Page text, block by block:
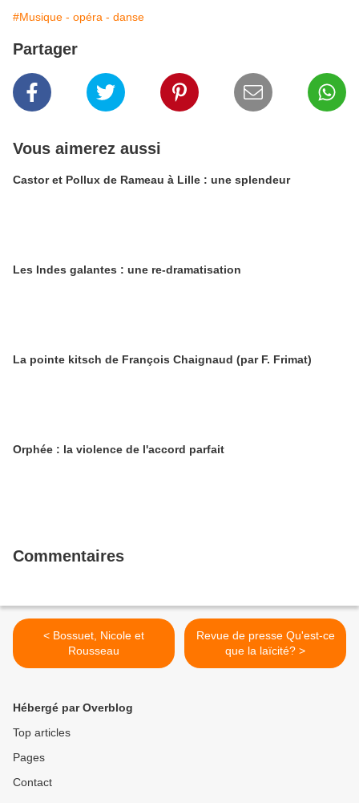
#Musique - opéra - danse
Partager
Vous aimerez aussi
Castor et Pollux de Rameau à Lille : une splendeur
Les Indes galantes : une re-dramatisation
La pointe kitsch de François Chaignaud (par F. Frimat)
Orphée : la violence de l'accord parfait
Commentaires
< Bossuet, Nicole et
Rousseau
Revue de presse Qu'est-ce
que la laïcité? >
Hébergé par Overblog
Top articles
Pages
Contact